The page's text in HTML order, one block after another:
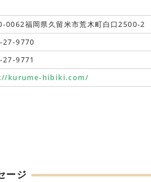
0062福岡県久留米市荒木町白口2500-2
27-9770
27-9771
kurume-hibiki.com/
ージ